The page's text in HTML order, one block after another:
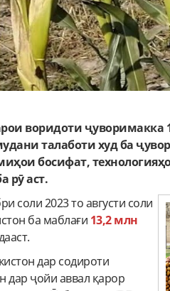
воридоти ҷуворимакка
талаботи худ ба
босифат,
рӯ аст.
соли 2023 то августи соли
ба маблағи 13,2 млн
дар содироти
дар ҷойи аввал қарор